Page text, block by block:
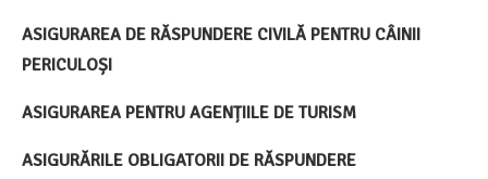
ASIGURAREA DE RĂSPUNDERE CIVILĂ PENTRU CÂINII
PERICULOȘI
ASIGURAREA PENTRU AGENȚIILE DE TURISM
ASIGURĂRILE OBLIGATORII DE RĂSPUNDERE